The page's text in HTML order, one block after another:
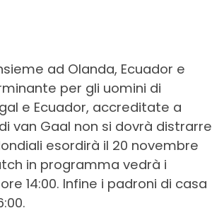
ad Olanda, Ecuador e
per gli uomini di
e Ecuador, accreditate a
van Gaal non si dovrà distrarre
esordirà il 20 novembre
in programma vedrà i
14:00. Infine i padroni di casa